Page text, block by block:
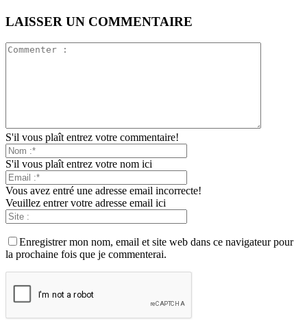
LAISSER UN COMMENTAIRE
S'il vous plaît entrez votre commentaire!
S'il vous plaît entrez votre nom ici
Vous avez entré une adresse email incorrecte!
Veuillez entrer votre adresse email ici
Enregistrer mon nom, email et site web dans ce navigateur pour
la prochaine fois que je commenterai.